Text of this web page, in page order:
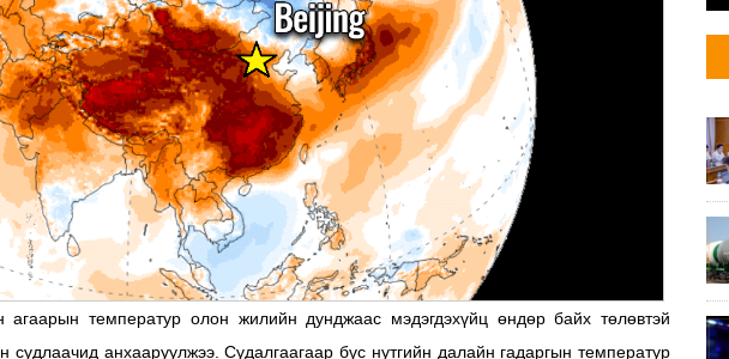
агаарын температур олон жилийн дунджаас мэдэгдэхүйц өндөр байх төлөвтэй
судлаачид анхааруулжээ. Судалгаагаар бүс нутгийн далайн гадаргын температур